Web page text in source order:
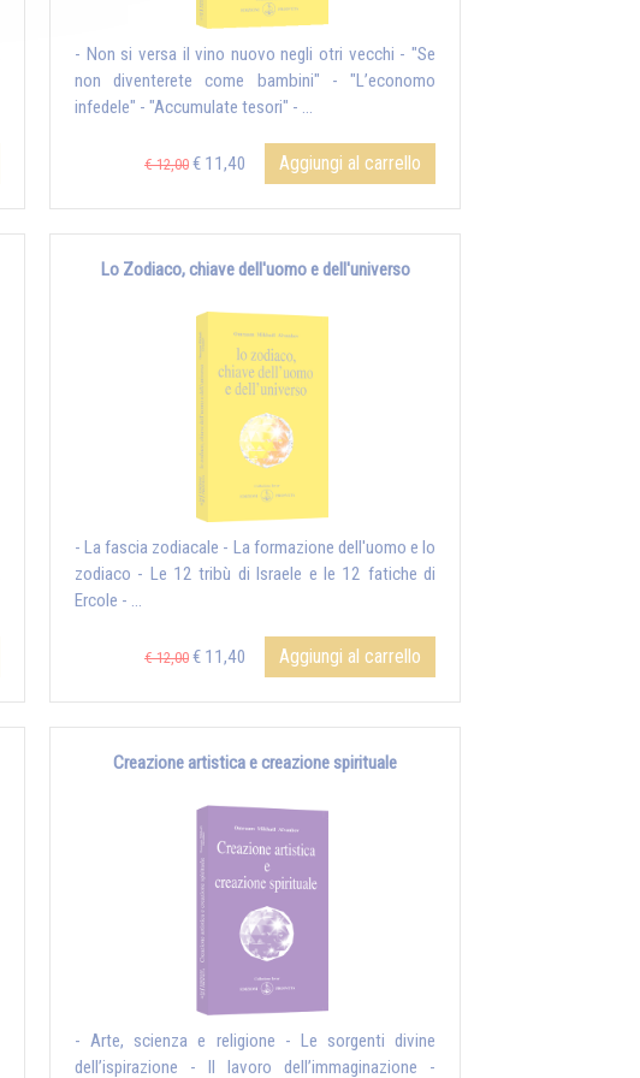
- Non si versa il vino nuovo negli otri vecchi - "Se
non diventerete come bambini" - "L’economo
infedele" - "Accumulate tesori" - ...
€ 12,00 € 11,40 Aggiungi al carrello
Lo Zodiaco, chiave dell'uomo e dell'universo
- La fascia zodiacale - La formazione dell'uomo e lo
zodiaco - Le 12 tribù di Israele e le 12 fatiche di
Ercole - ...
€ 12,00 € 11,40 Aggiungi al carrello
Creazione artistica e creazione spirituale
- Arte, scienza e religione - Le sorgenti divine
dell’ispirazione - Il lavoro dell’immaginazione -